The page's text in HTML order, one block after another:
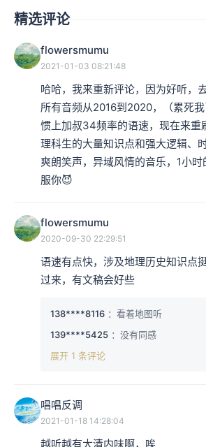
精选评论
flowersmumu
2021-01-03 08:21:48
哈哈，我来重新评论，因为好听，
所有音频从2016到2020，（累死
惯上加叔34频率的语速，现在来重
理科生的大量知识点和强大逻辑、
爽朗笑声，异域风情的音乐，1小
服你😈
flowersmumu
2020-09-30 22:29:51
语速有点快，涉及地理历史知识点
过来，有文稿会好些
138****8116 ：看着地图听
139****5425 ：没有同感
展开 1 条评论
唱唱反调
2021-01-18 14:28:04
越听越有大清内味啊，唉